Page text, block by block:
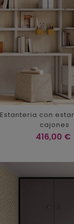
Estanteria con
cajones
Precio
416,00 €